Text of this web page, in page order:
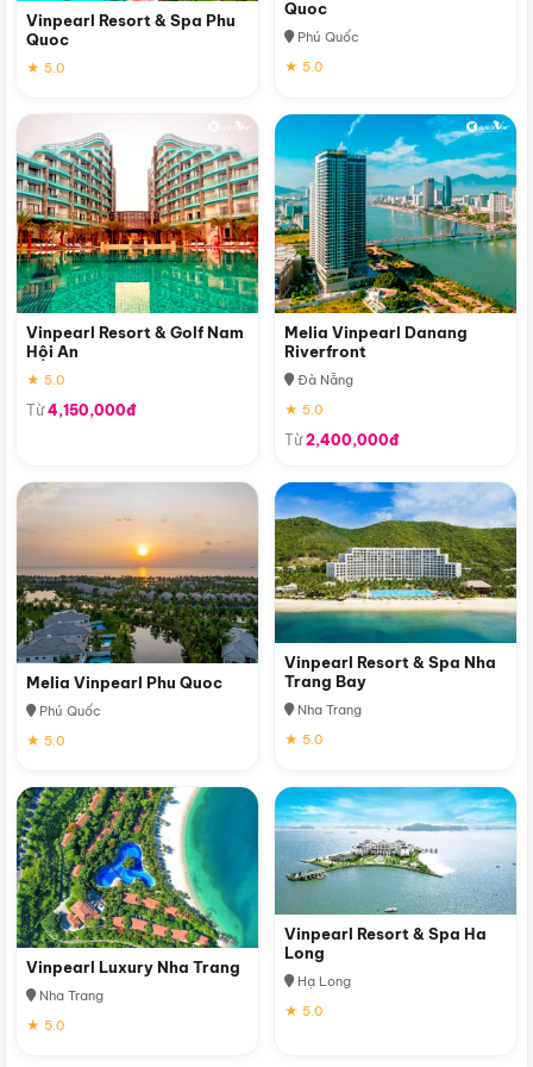
Vinpearl Resort & Spa Phu
Quoc
★ 5.0
Quoc
Phú Quốc
★ 5.0
Vinpearl Resort & Golf Nam
Hội An
★ 5.0
Từ4,150,000đ
Melia Vinpearl Danang
Riverfront
Đà Nẵng
★ 5.0
Từ2,400,000đ
Melia Vinpearl Phu Quoc
Phú Quốc
★ 5.0
Vinpearl Resort & Spa Nha
Trang Bay
Nha Trang
★ 5.0
Vinpearl Luxury Nha Trang
Nha Trang
★ 5.0
Vinpearl Resort & Spa Ha
Long
Hạ Long
★ 5.0